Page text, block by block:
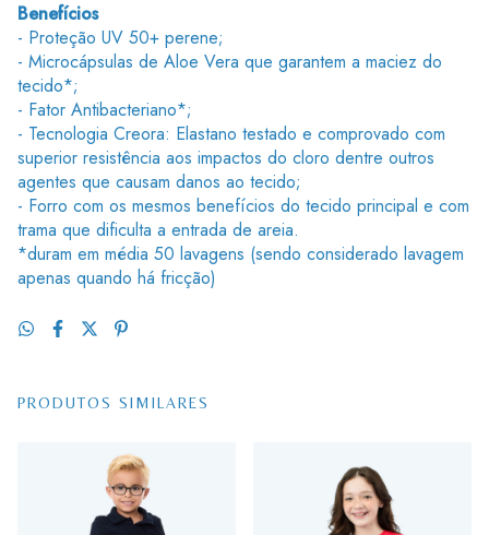
Benefícios
- Proteção UV 50+ perene;
- Microcápsulas de Aloe Vera que garantem a maciez do
tecido*;
- Fator Antibacteriano*;
- Tecnologia Creora: Elastano testado e comprovado com
superior resistência aos impactos do cloro dentre outros
agentes que causam danos ao tecido;
- Forro com os mesmos benefícios do tecido principal e com
trama que dificulta a entrada de areia.
*duram em média 50 lavagens (sendo considerado lavagem
apenas quando há fricção)
PRODUTOS SIMILARES